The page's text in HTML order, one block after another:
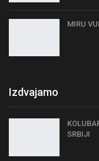
MIRU
Izdvajamo
SRBIJI